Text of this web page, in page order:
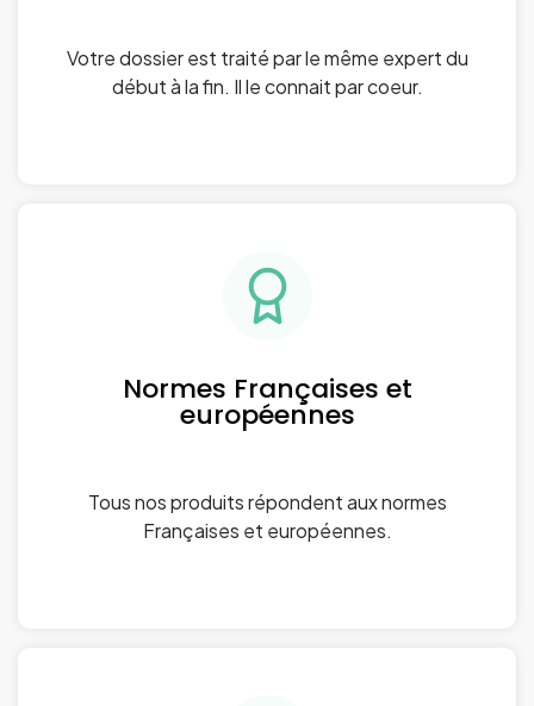
Votre dossier est traité par le même expert du
début à la fin. Il le connait par coeur.
Normes Françaises et
européennes
Tous nos produits répondent aux normes
Françaises et européennes.